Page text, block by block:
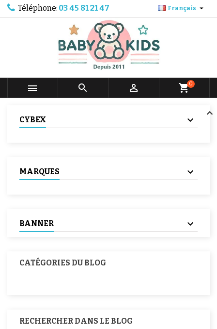
Téléphone: 03 45 81 21 47 Français 
   shopping_cart0
CYBEX
MARQUES
BANNER
CATÉGORIES DU BLOG
RECHERCHER DANS LE BLOG